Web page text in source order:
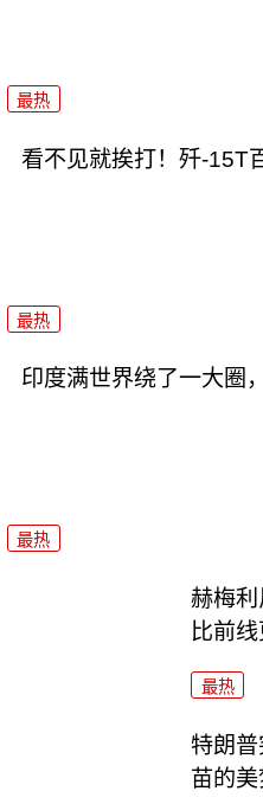
最热
看不见就挨打！歼-15T
最热
印度满世界绕了一大圈
最热
赫梅
比前
最热
特朗
苗的